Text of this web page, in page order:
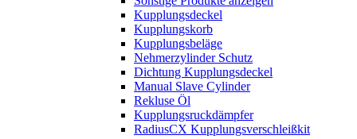
Kupplungsdeckel
Kupplungskorb
Kupplungsbeläge
Nehmerzylinder Schutz
Dichtung Kupplungsdeckel
Manual Slave Cylinder
Rekluse Öl
Kupplungsruckdämpfer
RadiusCX Kupplungsverschleißkit